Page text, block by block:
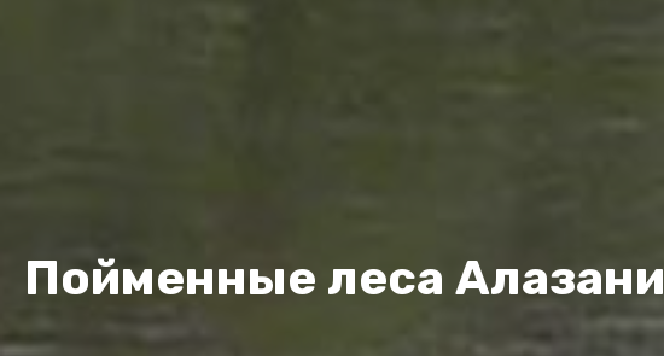
Пойменные леса Алазани